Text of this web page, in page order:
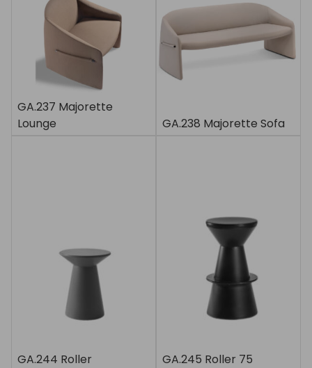
GA.237 Majorette
Lounge
GA.238 Majorette Sofa
GA.244 Roller GA.245 Roller 75